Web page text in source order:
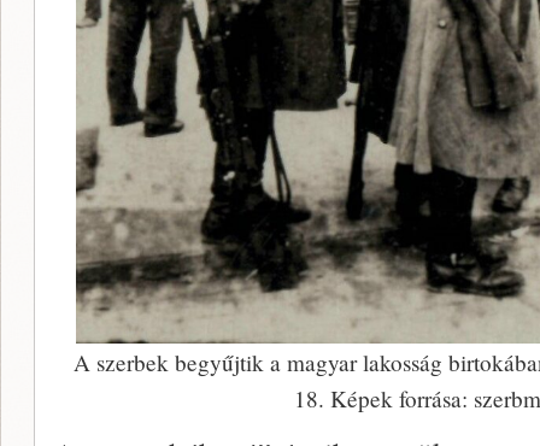
A szerbek begyűjtik a magyar lakosság
18. Képek forrása: